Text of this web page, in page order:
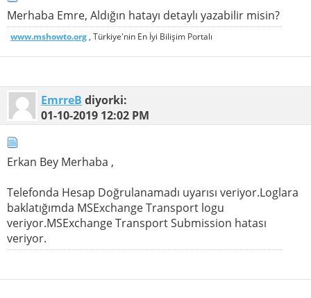
Merhaba Emre, Aldığın hatayı detaylı yazabilir misin?
www.mshowto.org , Türkiye'nin En İyi Bilişim Portalı
EmrreB diyorki:
01-10-2019 12:02 PM
Erkan Bey Merhaba ,
Telefonda Hesap Doğrulanamadı uyarısı veriyor.Loglara
baklatığımda MSExchange Transport logu
veriyor.MSExchange Transport Submission hatası
veriyor.